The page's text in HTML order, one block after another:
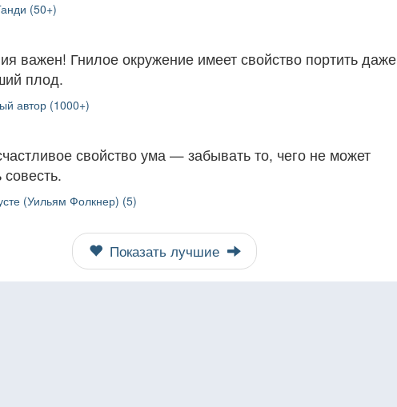
(50+)
важен! Гнилое окружение имеет свойство портить даже
плод.
автор (1000+)
свойство ума — забывать то, чего не может
(Уильям Фолкнер) (5)
Показать лучшие